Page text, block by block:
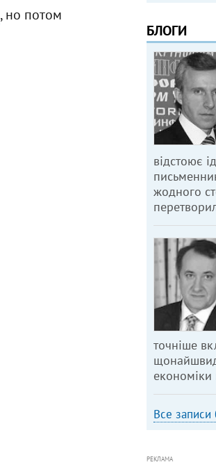
, но потом
БЛОГИ
відстоює
жодного
точніше
Все записи
РЕКЛАМА